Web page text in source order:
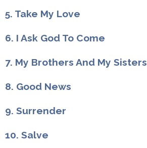
5. Take My Love
6. I Ask God To Come
7. My Brothers And My Sisters
8. Good News
9. Surrender
10. Salve